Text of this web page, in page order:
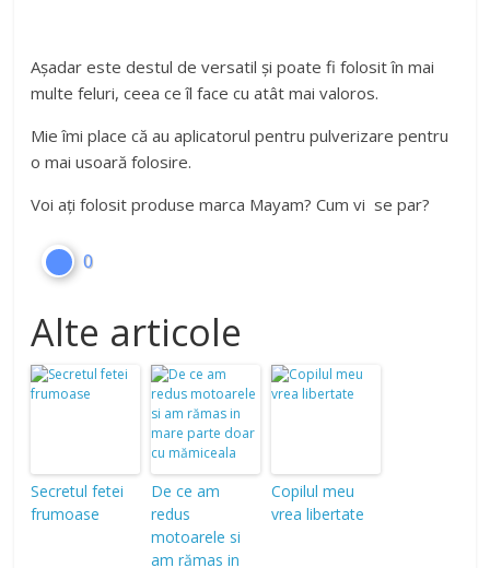
Așadar este destul de versatil și poate fi folosit în mai
multe feluri, ceea ce îl face cu atât mai valoros.
Mie îmi place că au aplicatorul pentru pulverizare pentru
o mai usoară folosire.
Voi ați folosit produse marca Mayam? Cum vi se par?
0
Alte articole
Secretul fetei
frumoase
De ce am
redus
motoarele si
am rămas in
Copilul meu
vrea libertate